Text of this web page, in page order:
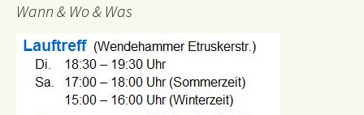
Wann & Wo & Was